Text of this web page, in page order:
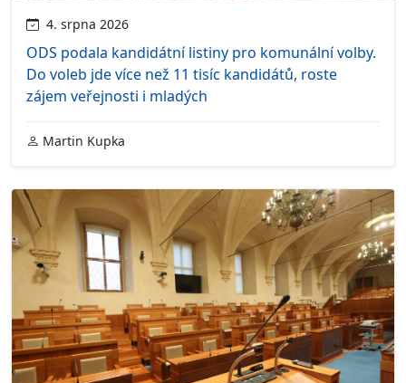
4. srpna 2026
ODS podala kandidátní listiny pro komunální volby.
Do voleb jde více než 11 tisíc kandidátů, roste
zájem veřejnosti i mladých
Martin Kupka